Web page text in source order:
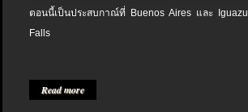
ตอนนี้เป็นประสบกาณ์ที่ Buenos Aires และ Iguazu
Falls
Read more